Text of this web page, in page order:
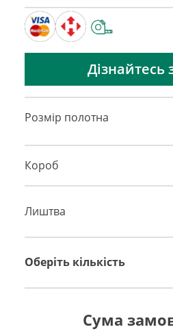
Дізнайтесь
Розмір полотна
Короб
Лиштва
Оберіть кількість
Сума